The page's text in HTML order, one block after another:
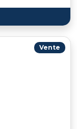
Vente